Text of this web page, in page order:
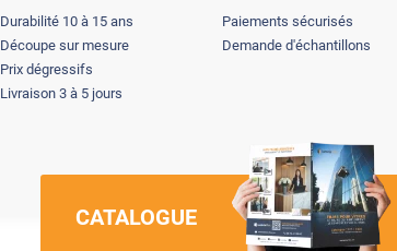
Durabilité 10 à 15 ans
Découpe sur mesure
Prix dégressifs
Livraison 3 à 5 jours
Paiements sécurisés
Demande d'échantillons
CATALOGUE